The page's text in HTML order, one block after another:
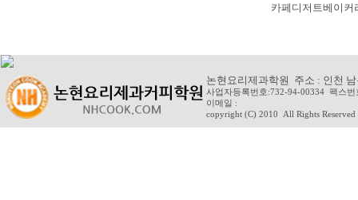
카페디저트베이커
논현요리제과학원 주소 : 인천
사업자등록번호:732-94-00334 팩스
이메일 :
copyright (C) 2010
All Rights Reserved